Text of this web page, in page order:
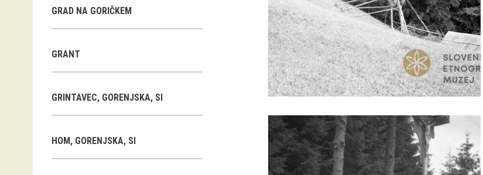
GRAD NA GORIČKEM
GRANT
GRINTAVEC, GORENJSKA, SI
HOM, GORENJSKA, SI